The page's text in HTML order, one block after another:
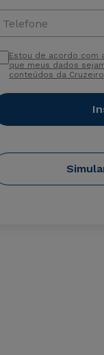
Telefone
Estou de acordo com
que meus dados
conteúdos da